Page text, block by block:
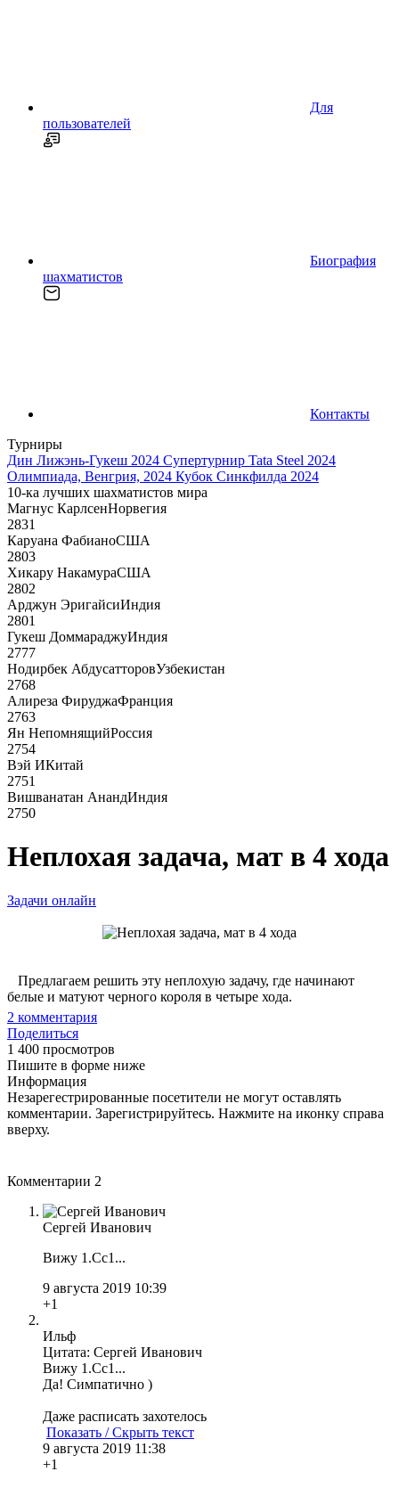
Для
пользователей
Биография
шахматистов
Контакты
Турниры
Дин Лижэнь-Гукеш 2024 Супертурнир Tata Steel 2024
Олимпиада, Венгрия, 2024 Кубок Синкфилда 2024
10-ка лучших шахматистов мира
Магнус КарлсенНорвегия
2831
Каруана ФабианоСША
2803
Хикару НакамураСША
2802
Арджун ЭригайсиИндия
2801
Гукеш ДоммараджуИндия
2777
Нодирбек АбдусатторовУзбекистан
2768
Алиреза ФируджаФранция
2763
Ян НепомнящийРоссия
2754
Вэй ИКитай
2751
Вишванатан АнандИндия
2750
Неплохая задача, мат в 4 хода
Задачи онлайн
Предлагаем решить эту неплохую задачу, где начинают
белые и матуют черного короля в четыре хода.
2 комментария
Поделиться
1 400 просмотров
Пишите в форме ниже
Информация
Незарегестрированные посетители не могут оставлять
комментарии. Зарегистрируйтесь. Нажмите на иконку справа
вверху.
Комментарии 2
Сергей Иванович
Вижу 1.Сс1...
9 августа 2019 10:39
+1
Ильф
Цитата: Сергей Иванович
Вижу 1.Сс1...
Да! Симпатично )
Даже расписать захотелось
Показать / Скрыть текст
9 августа 2019 11:38
+1